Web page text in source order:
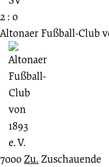
2 : 0
Altonaer Fußball-Club
7000Zu. Zuschauende